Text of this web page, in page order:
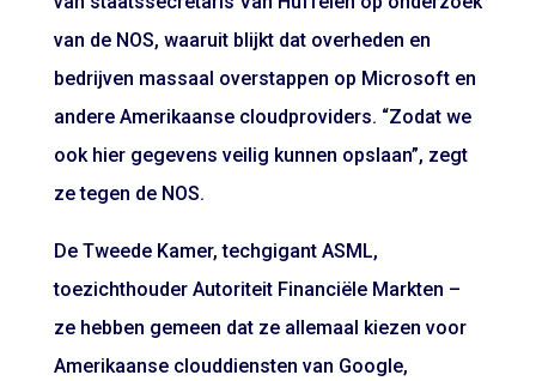
van de NOS, waaruit blijkt dat overheden en
bedrijven massaal overstappen op Microsoft en
andere Amerikaanse cloudproviders. “Zodat we
ook hier gegevens veilig kunnen opslaan”, zegt
ze tegen de NOS.
De Tweede Kamer, techgigant ASML,
toezichthouder Autoriteit Financiële Markten –
ze hebben gemeen dat ze allemaal kiezen voor
Amerikaanse clouddiensten van Google,